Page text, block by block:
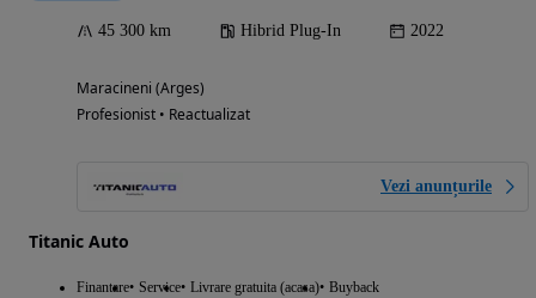
45 300 km Hibrid Plug-In 2022
Maracineni (Arges)
Profesionist • Reactualizat
Vezi anunțurile
Titanic Auto
Finantare Service Livrare gratuita (acasa) Buyback